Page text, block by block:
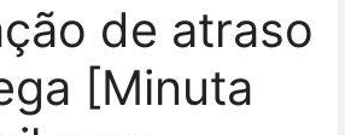
de atraso
[Minuta